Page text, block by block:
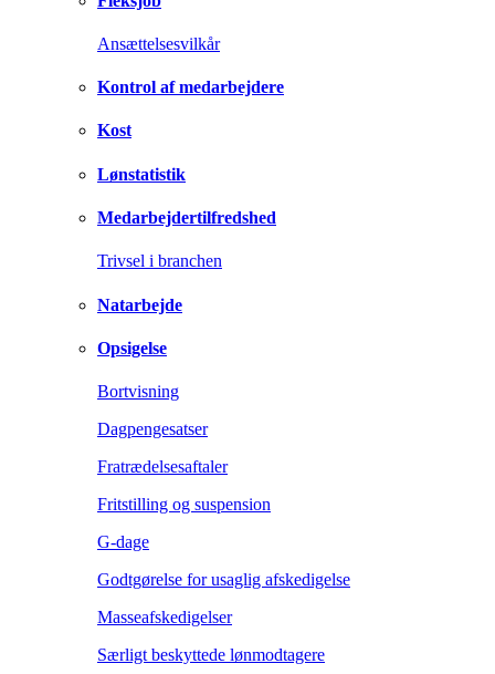
Ansættelsesvilkår
Kontrol af medarbejdere
Kost
Lønstatistik
Medarbejdertilfredshed
Trivsel i branchen
Natarbejde
Opsigelse
Bortvisning
Dagpengesatser
Fratrædelsesaftaler
Fritstilling og suspension
G-dage
Godtgørelse for usaglig afskedigelse
Masseafskedigelser
Særligt beskyttede lønmodtagere